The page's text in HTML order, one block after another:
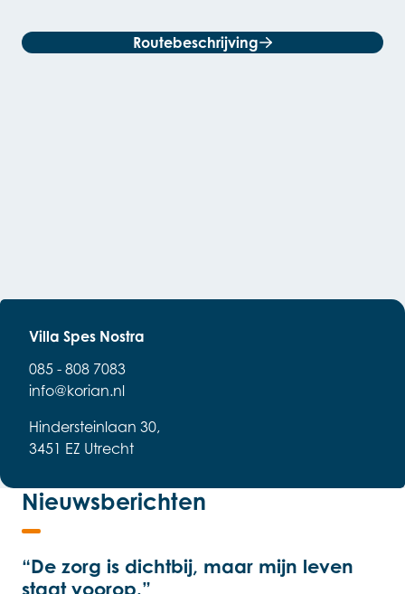
Routebeschrijving
Villa Spes Nostra
085 - 808 7083
info@korian.nl
Hindersteinlaan 30,
3451 EZ Utrecht
Nieuwsberichten
“De zorg is dichtbij, maar mijn leven
staat voorop.”